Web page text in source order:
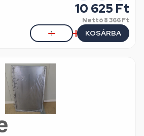
10 625 Ft
Nettó8 366 Ft
KOSÁRBA